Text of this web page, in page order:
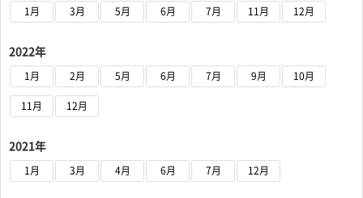
1月 3月 5月 6月 7月 11月 12月
2022年
1月 2月 5月 6月 7月 9月 10月
11月 12月
2021年
1月 3月 4月 6月 7月 12月